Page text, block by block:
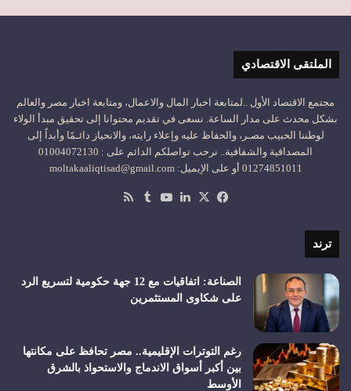
الملتقى الاقتصادي
مجتمع الاقتصاد الأول ..لمتابعة اخبار المال والاعمال، ومتابعة اخبار مصر والعالم
بشكل محدث على مدار الساعة. نسعى في تقديم محتوانا إلى تحقيق مبدأ الولاء
لوطننا الحبيب مصـر، والحفاظ عليه وإعلاء رايته، والانحياز دائـمًا وأبداً إلى
المصداقية والشفافية.. نرحب تواصلكم الدائم على : 01004072130
01274851011 أو على الإيميل: moltakaaliqtisad@gmail.com
فيسبوك
‫X لينكدإن‫YouTube
ترند
الصناعة: اتفاقيات مع 12 جهة حكومية لتسريع الرد
على شكاوى المستثمرين
رغم التوترات الإقليمية.. مصر تحافظ على مكانتها
بين أكبر أسواق الاندماج والاستحواذ بالشرق
الأوسط